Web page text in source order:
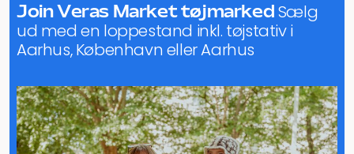
Join Veras Market tøjmarkedSælg
ud med en loppestand inkl. tøjstativ i
Aarhus, København eller Aarhus